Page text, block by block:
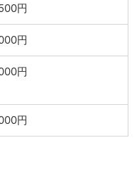
円
円
円
円